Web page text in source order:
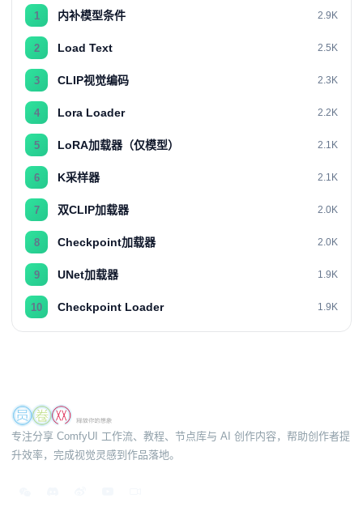
1 内补模型条件 2.9K
2 Load Text 2.5K
3 CLIP视觉编码 2.3K
4 Lora Loader 2.2K
5 LoRA加载器（仅模型） 2.1K
6 K采样器 2.1K
7 双CLIP加载器 2.0K
8 Checkpoint加载器 2.0K
9 UNet加载器 1.9K
10 Checkpoint Loader 1.9K
专注分享 ComfyUI 工作流、教程、节点库与 AI 创作内容，帮助创作者提
升效率，完成视觉灵感到作品落地。